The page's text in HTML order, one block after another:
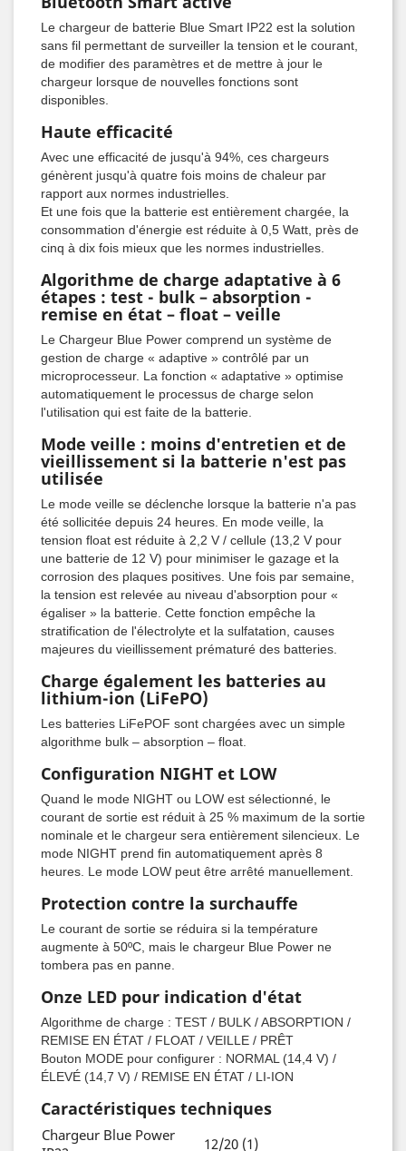
Le chargeur de batterie Blue Smart IP22 est la solution
sans fil permettant de surveiller la tension et le courant,
de modifier des paramètres et de mettre à jour le
chargeur lorsque de nouvelles fonctions sont
disponibles.
Haute efficacité
Avec une efficacité de jusqu'à 94%, ces chargeurs
génèrent jusqu'à quatre fois moins de chaleur par
rapport aux normes industrielles.
Et une fois que la batterie est entièrement chargée, la
consommation d'énergie est réduite à 0,5 Watt, près de
cinq à dix fois mieux que les normes industrielles.
Algorithme de charge adaptative à 6
étapes : test - bulk – absorption -
remise en état – float – veille
Le Chargeur Blue Power comprend un système de
gestion de charge « adaptive » contrôlé par un
microprocesseur. La fonction « adaptative » optimise
automatiquement le processus de charge selon
l'utilisation qui est faite de la batterie.
Mode veille : moins d'entretien et de
vieillissement si la batterie n'est pas
utilisée
Le mode veille se déclenche lorsque la batterie n'a pas
été sollicitée depuis 24 heures. En mode veille, la
tension float est réduite à 2,2 V / cellule (13,2 V pour
une batterie de 12 V) pour minimiser le gazage et la
corrosion des plaques positives. Une fois par semaine,
la tension est relevée au niveau d'absorption pour «
égaliser » la batterie. Cette fonction empêche la
stratification de l'électrolyte et la sulfatation, causes
majeures du vieillissement prématuré des batteries.
Charge également les batteries au
lithium-ion (LiFePO)
Les batteries LiFePOF sont chargées avec un simple
algorithme bulk – absorption – float.
Configuration NIGHT et LOW
Quand le mode NIGHT ou LOW est sélectionné, le
courant de sortie est réduit à 25 % maximum de la sortie
nominale et le chargeur sera entièrement silencieux. Le
mode NIGHT prend fin automatiquement après 8
heures. Le mode LOW peut être arrêté manuellement.
Protection contre la surchauffe
Le courant de sortie se réduira si la température
augmente à 50ºC, mais le chargeur Blue Power ne
tombera pas en panne.
Onze LED pour indication d'état
Algorithme de charge : TEST / BULK / ABSORPTION /
REMISE EN ÉTAT / FLOAT / VEILLE / PRÊT
Bouton MODE pour configurer : NORMAL (14,4 V) /
ÉLEVÉ (14,7 V) / REMISE EN ÉTAT / LI-ION
Caractéristiques techniques
Chargeur Blue Power
12/20 (1)